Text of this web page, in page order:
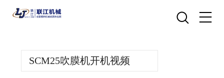
SCM25吹膜机开机视频